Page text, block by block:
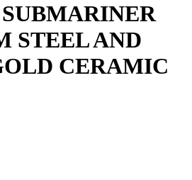
STEEL AND
CERAMIC